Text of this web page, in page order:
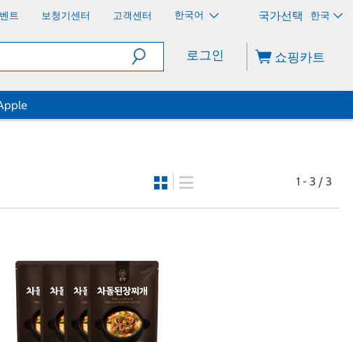
트 보청기센터 고객센터 한국어 한국
로그인 쇼핑카트
1 - 3 / 3